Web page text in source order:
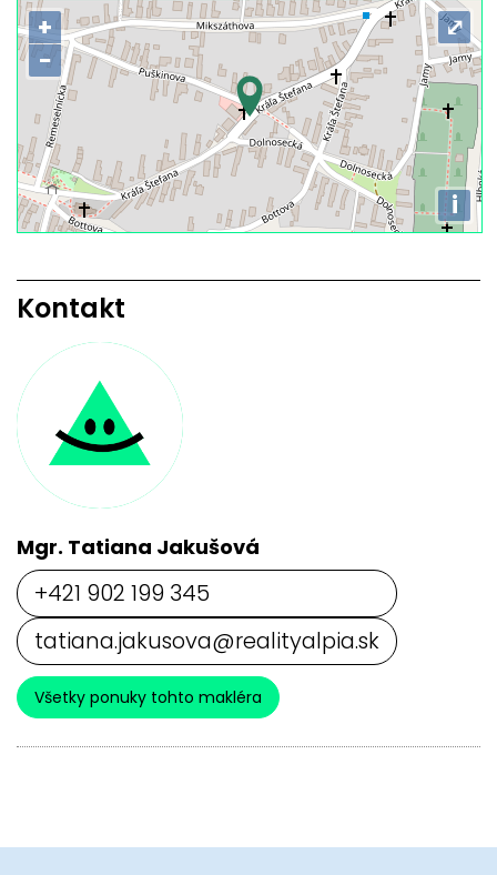
+
−
i
⤢
Kontakt
Mgr. Tatiana Jakušová
+421 902 199 345
tatiana.jakusova@realityalpia.sk
Všetky ponuky tohto makléra